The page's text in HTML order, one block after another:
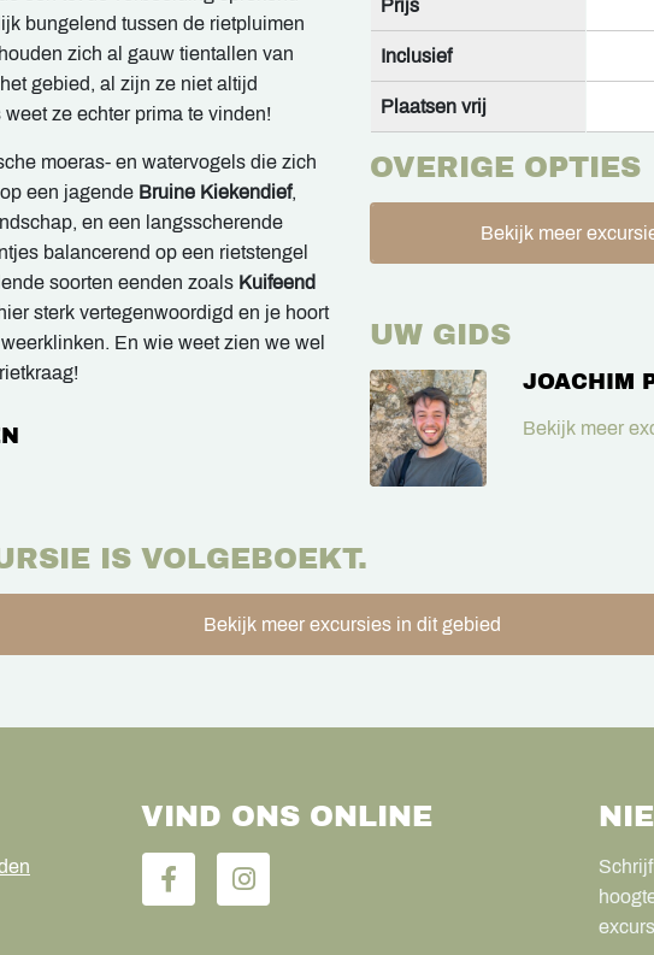
bungelend tussen de rietpluimen
zich al gauw tientallen van
gebied, al zijn ze niet altijd
ze echter prima te vinden!
moeras- en watervogels die zich
een jagende Bruine Kiekendief,
en een langsscherende
balancerend op een rietstengel
soorten eenden zoals Kuifeend
sterk vertegenwoordigd en je hoort
En wie weet zien we wel
Prijs
Inclusief
Plaatsen vrij
OVERIGE OPTIES
Bekijk meer
UW GIDS
JOACHIM
Bekijk meer
IS VOLGEBOEKT.
Bekijk meer excursies in dit gebied
VIND ONS ONLINE